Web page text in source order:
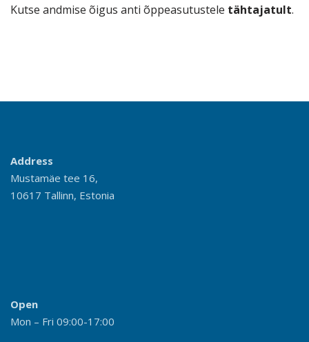
Kutse andmise õigus anti õppeasutustele tähtajatult.
Address
Mustamäe tee 16,
10617 Tallinn, Estonia
Open
Mon – Fri 09:00-17:00